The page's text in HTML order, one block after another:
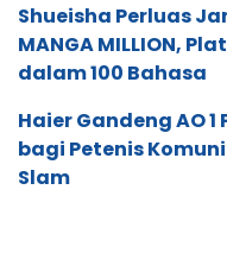
Shueisha Perluas
MANGA MILLION,
dalam 100 Bahasa
Haier Gandeng AO
bagi Petenis
Slam